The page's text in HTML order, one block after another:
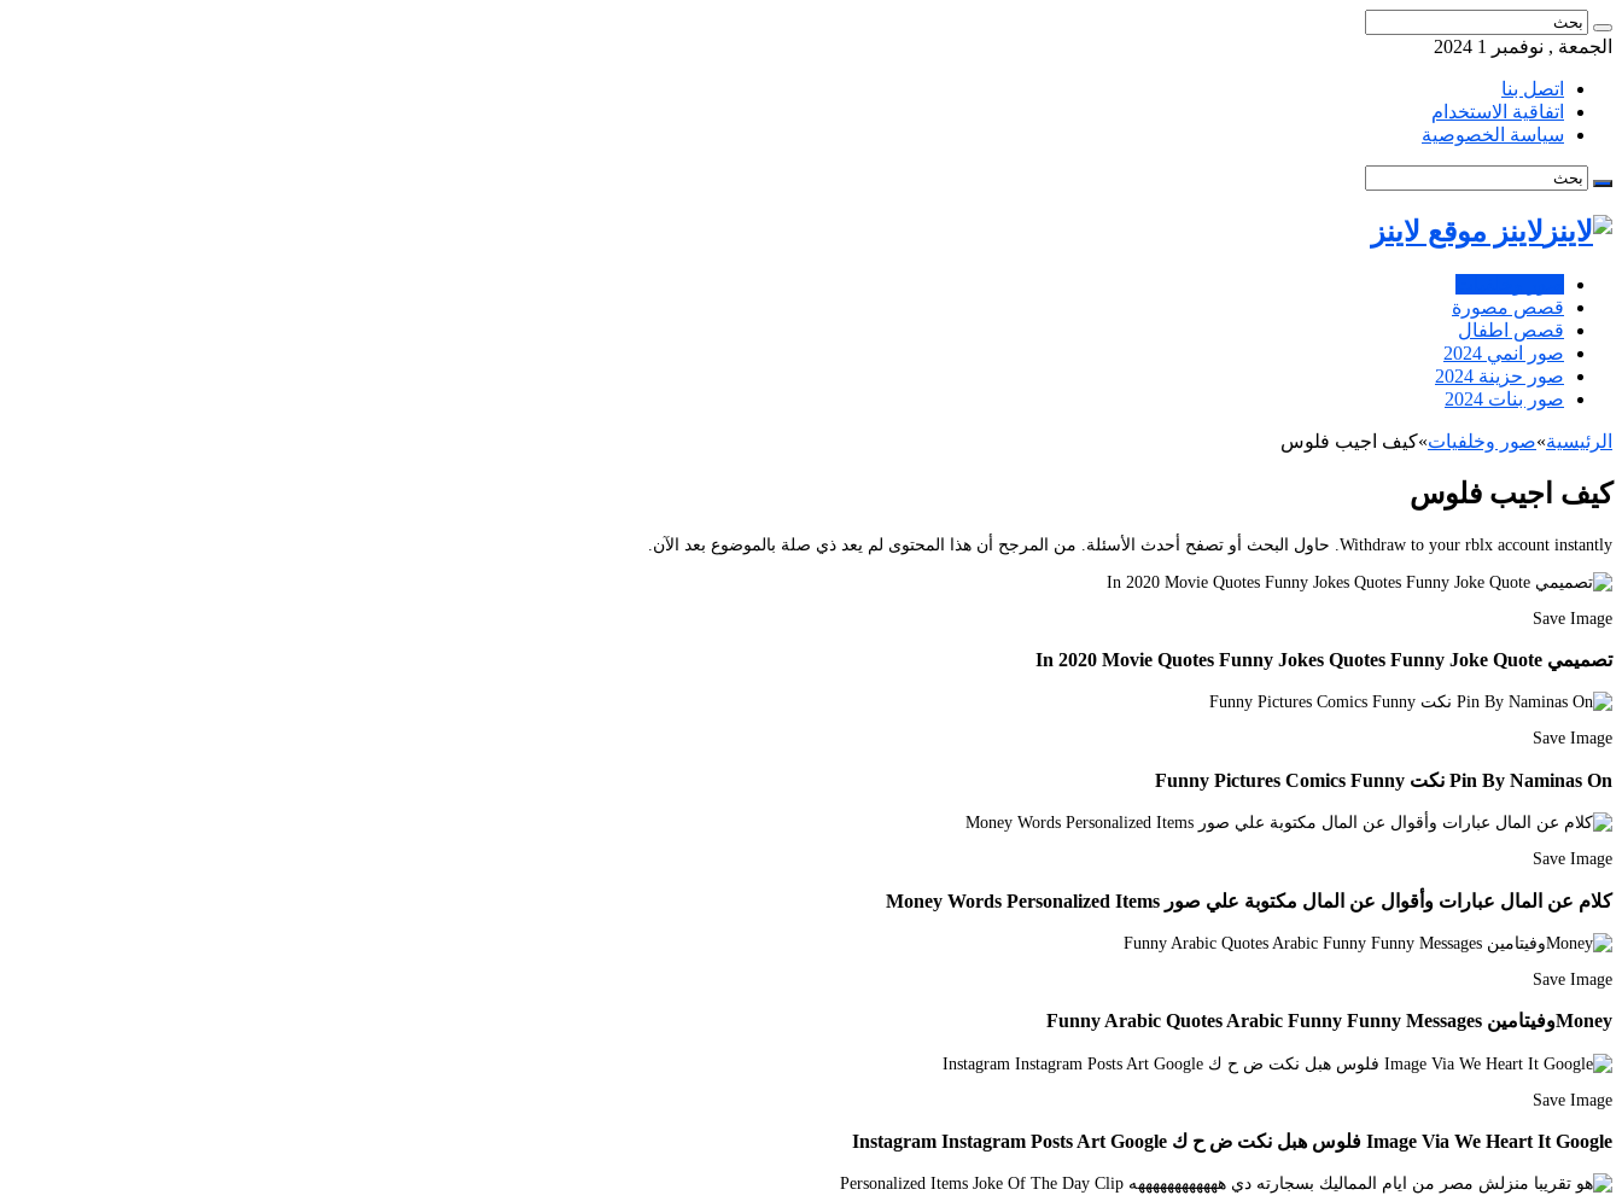
الجمعة , نوفمبر 1 2024
اتصل بنا
اتفاقية الاستخدام
سياسة الخصوصية
لاينز موقع لاينز
قصص مصورة
قصص اطفال
صور انمي 2024
صور حزينة 2024
صور بنات 2024
الرئيسية»صور وخلفيات»كيف اجيب فلوس
كيف اجيب فلوس
Withdraw to your rblx account instantly. حاول البحث أو تصفح أحدث الأسئلة. من المرجح أن هذا المحتوى لم يعد ذي صلة بالموضوع بعد الآن.
Save Image
تصميمي In 2020 Movie Quotes Funny Jokes Quotes Funny Joke Quote
Save Image
Pin By Naminas On نكت Funny Pictures Comics Funny
Save Image
كلام عن المال عبارات وأقوال عن المال مكتوبة علي صور Money Words Personalized Items
Save Image
Moneyوفيتامين Funny Arabic Quotes Arabic Funny Funny Messages
Save Image
Image Via We Heart It Google فلوس هبل نكت ض ح ك Instagram Instagram Posts Art Google